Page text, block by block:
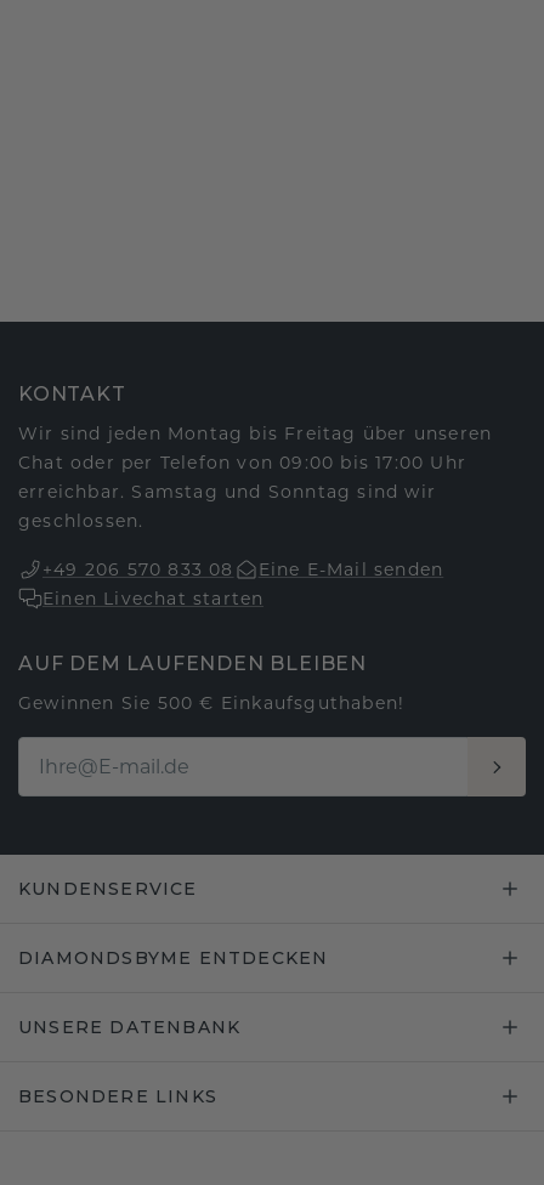
KONTAKT
Wir sind jeden Montag bis Freitag über unseren
Chat oder per Telefon von 09:00 bis 17:00 Uhr
erreichbar. Samstag und Sonntag sind wir
geschlossen.
+49 206 570 833 08
Eine E-Mail senden
Einen Livechat starten
AUF DEM LAUFENDEN BLEIBEN
Gewinnen Sie 500 € Einkaufsguthaben!
KUNDENSERVICE
DIAMONDSBYME ENTDECKEN
UNSERE DATENBANK
BESONDERE LINKS